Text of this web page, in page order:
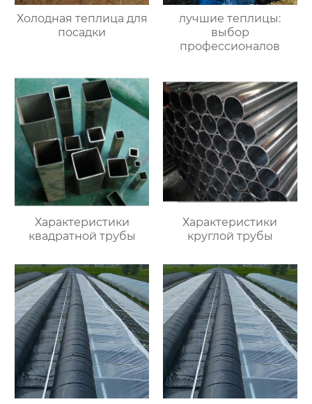
Холодная теплица для
посадки
лучшие теплицы:
выбор
профессионалов
Характеристики
квадратной трубы
Характеристики
круглой трубы